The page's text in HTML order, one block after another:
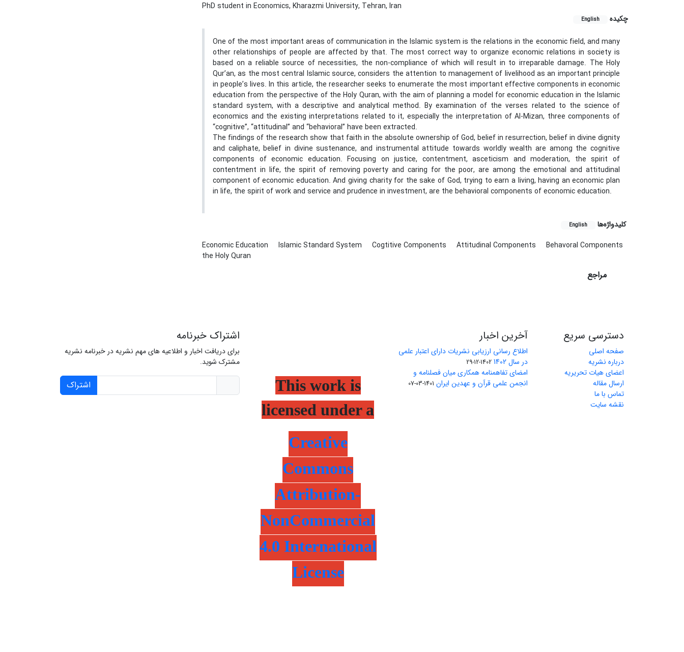
PhD student in Economics, Kharazmi University, Tehran, Iran
چکیده
English
One of the most important areas of communication in the Islamic system is the relations in the economic field, and many
other relationships of people are affected by that. The most correct way to organize economic relations in society is
based on a reliable source of necessities, the non-compliance of which will result in to irreparable damage. The Holy
Qur’an, as the most central Islamic source, considers the attention to management of livelihood as an important principle
in people’s lives. In this article, the researcher seeks to enumerate the most important effective components in economic
education from the perspective of the Holy Quran, with the aim of planning a model for economic education in the Islamic
standard system, with a descriptive and analytical method. By examination of the verses related to the science of
economics and the existing interpretations related to it, especially the interpretation of Al-Mizan, three components of
“cognitive”, “attitudinal” and “behavioral” have been extracted.
The findings of the research show that faith in the absolute ownership of God, belief in resurrection, belief in divine dignity
and caliphate, belief in divine sustenance, and instrumental attitude towards worldly wealth are among the cognitive
components of economic education. Focusing on justice, contentment, asceticism and moderation, the spirit of
contentment in life, the spirit of removing poverty and caring for the poor, are among the emotional and attitudinal
component of economic education. And giving charity for the sake of God, trying to earn a living, having an economic plan
in life, the spirit of work and service and prudence in investment, are the behavioral components of economic education.
کلیدواژه‌ها English
Economic Education Islamic Standard System Cogtitive Components Attitudinal Components
Behavoral Components
the Holy Quran
مراجع
دسترسی سریع
صفحه اصلی
درباره نشریه
اعضای هیات تحریریه
ارسال مقاله
تماس با ما
نقشه سایت
آخرین اخبار
اطلاع رسانی ارزیابی نشریات دارای اعتبار علمی
در سال 1402
1402-12-29
امضای تفاهمنامه همکاری میان فصلنامه و
انجمن علمی قرآن و عهدین ایران 1401-03-07
This work is
licensed under a
Creative
Commons
Attribution-
NonCommercial
4.0 International
License
اشتراک خبرنامه
برای دریافت اخبار و اطلاعیه های مهم نشریه در خبرنامه نشریه
مشترک شوید.
اشتراک